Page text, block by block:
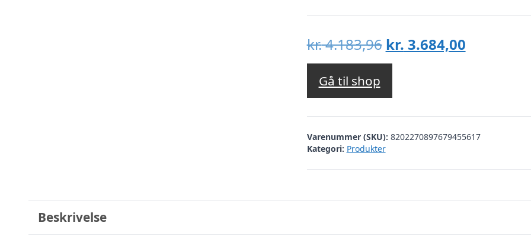
kr.4.183,96 Den
oprindelige
var:
kr. 4.183,96.
kr. 3.684,00Den
kr.
Gå til shop
Varenummer (SKU): 8202270897679455617
Kategori: Produkter
Beskrivelse